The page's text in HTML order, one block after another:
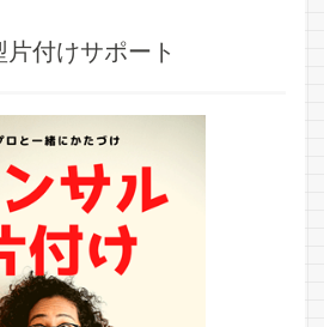
片付けサポート